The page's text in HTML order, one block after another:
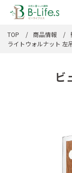
TOP 商品情報
ライトウォルナット 左
ビ